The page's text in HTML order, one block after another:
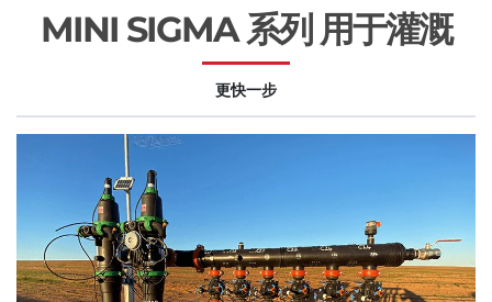
Global
English
United States
Australia
English
MINI SIGMA 系列 用于灌溉
更快一步